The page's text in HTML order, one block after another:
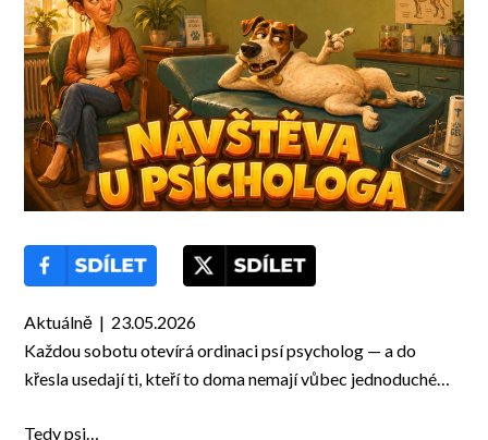
Aktuálně | 23.05.2026
Každou sobotu otevírá ordinaci psí psycholog — a do
křesla usedají ti, kteří to doma nemají vůbec jednoduché…
Tedy psi…